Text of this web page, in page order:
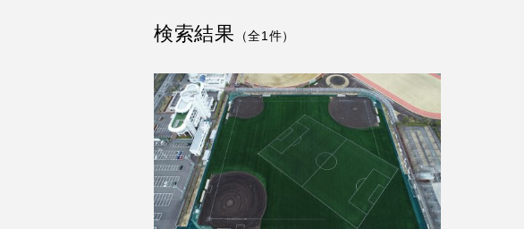
検索結果 （全1件）